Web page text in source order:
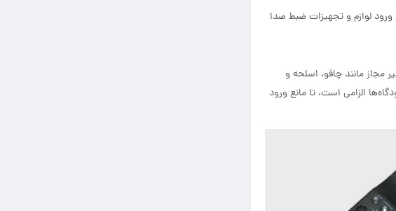
لوازم و تجهیزات ضبط صدا
مجاز مانند چاقو، اسلحه و
الزامی است، تا مانع ورود